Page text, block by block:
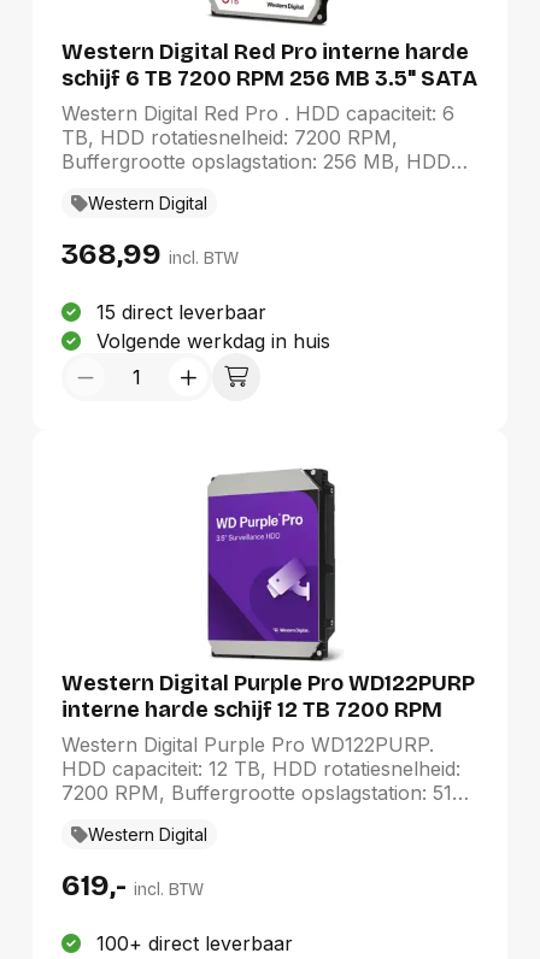
Western Digital Red Pro interne harde
schijf 6 TB 7200 RPM 256 MB 3.5" SATA
Western Digital Red Pro . HDD capaciteit: 6
TB, HDD rotatiesnelheid: 7200 RPM,
Buffergrootte opslagstation: 256 MB, HDD
Western Digital
368,99 incl. BTW
15 direct leverbaar
Volgende werkdag in huis
Western Digital Purple Pro WD122PURP
interne harde schijf 12 TB 7200 RPM
512 MB 3.5" SATA III
Western Digital Purple Pro WD122PURP.
HDD capaciteit: 12 TB, HDD rotatiesnelheid:
7200 RPM, Buffergrootte opslagstation: 512
Western Digital
619,- incl. BTW
100+ direct leverbaar